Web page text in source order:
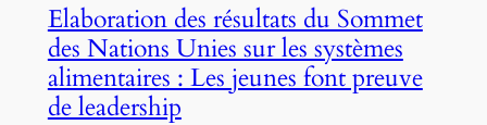
Elaboration des résultats du Sommet
des Nations Unies sur les systèmes
alimentaires : Les jeunes font preuve
de leadership